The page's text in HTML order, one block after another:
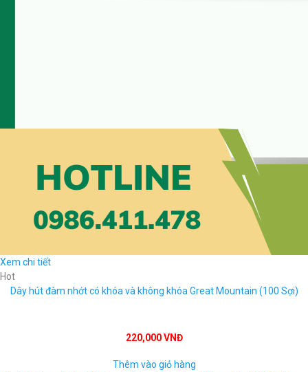
Xem chi tiết
Hot
Dây hút đàm nhớt có khóa và không khóa Great Mountain (100 Sợi)
220,000 VNĐ
Thêm vào giỏ hàng